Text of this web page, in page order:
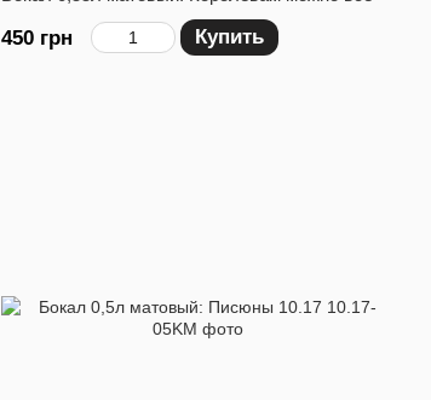
450 грн Купить